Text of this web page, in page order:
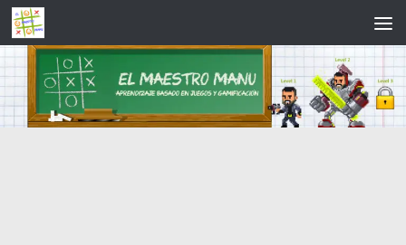
Saltar al contenido